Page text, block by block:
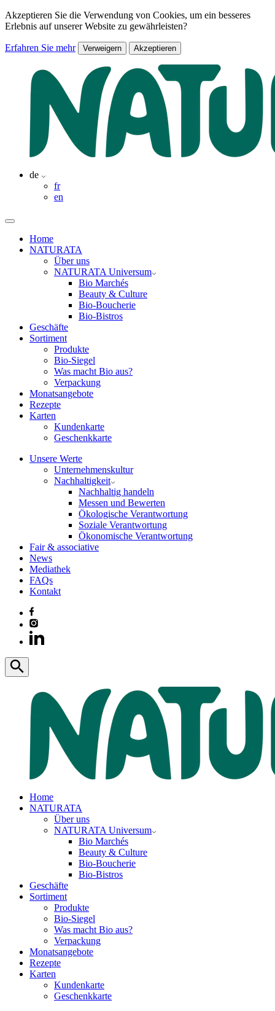
Akzeptieren Sie die Verwendung von Cookies, um ein besseres
Erlebnis auf unserer Website zu gewährleisten?
Erfahren Sie mehr Verweigern Akzeptieren
de
fr
en
Home
NATURATA
Über uns
NATURATA Universum
Bio Marchés
Beauty & Culture
Bio-Boucherie
Bio-Bistros
Geschäfte
Sortiment
Produkte
Bio-Siegel
Was macht Bio aus?
Verpackung
Monatsangebote
Rezepte
Karten
Kundenkarte
Geschenkkarte
Unsere Werte
Unternehmenskultur
Nachhaltigkeit
Nachhaltig handeln
Messen und Bewerten
Ökologische Verantwortung
Soziale Verantwortung
Ökonomische Verantwortung
Fair & associative
News
Mediathek
FAQs
Kontakt
Home
NATURATA
Über uns
NATURATA Universum
Bio Marchés
Beauty & Culture
Bio-Boucherie
Bio-Bistros
Geschäfte
Sortiment
Produkte
Bio-Siegel
Was macht Bio aus?
Verpackung
Monatsangebote
Rezepte
Karten
Kundenkarte
Geschenkkarte